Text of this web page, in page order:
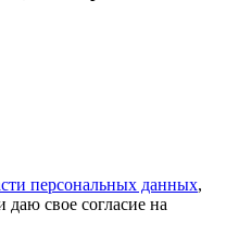
персональных данных,
даю свое согласие на